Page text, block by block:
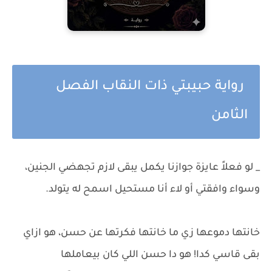
رواية حبيبتي ذات النقاب الفصل
الثامن
_ لو فعلاً عايزة جوازنا يكمل يبقى لازم تجهضي الجنين،
وسواء وافقتي أو لاء أنا مستحيل اسمح له يتولد.
خانتها دموعها زي ما خانتها فكرتها عن حسن، هو ازاي
بقى قاسي كدا! هو دا حسن اللي كان بيعاملها